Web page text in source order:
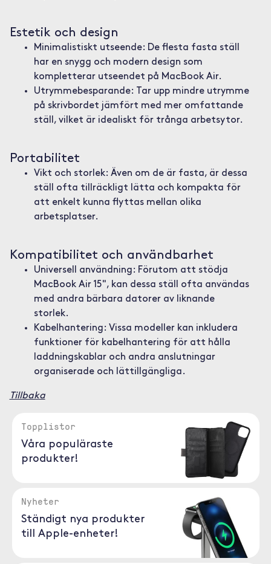
Estetik och design
Minimalistiskt utseende: De flesta fasta ställ
har en snygg och modern design som
kompletterar utseendet på MacBook Air.
Utrymmebesparande: Tar upp mindre utrymme
på skrivbordet jämfört med mer omfattande
ställ, vilket är idealiskt för trånga arbetsytor.
Portabilitet
Vikt och storlek: Även om de är fasta, är dessa
ställ ofta tillräckligt lätta och kompakta för
att enkelt kunna flyttas mellan olika
arbetsplatser.
Kompatibilitet och användbarhet
Universell användning: Förutom att stödja
MacBook Air 15", kan dessa ställ ofta användas
med andra bärbara datorer av liknande
storlek.
Kabelhantering: Vissa modeller kan inkludera
funktioner för kabelhantering för att hålla
laddningskablar och andra anslutningar
organiserade och lättillgängliga.
Tillbaka
Topplistor
Våra populäraste
produkter!
Nyheter
Ständigt nya produkter
till Apple-enheter!